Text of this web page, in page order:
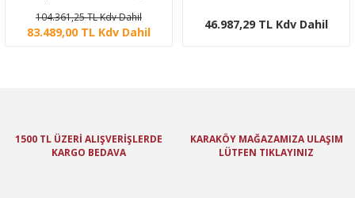
104.361,25 TL Kdv Dahil
83.489,00 TL Kdv Dahil
46.987,29 TL Kdv Dahil
1500 TL ÜZERİ ALIŞVERİŞLERDE
KARGO BEDAVA
KARAKÖY MAĞAZAMIZA ULAŞIM
LÜTFEN TIKLAYINIZ